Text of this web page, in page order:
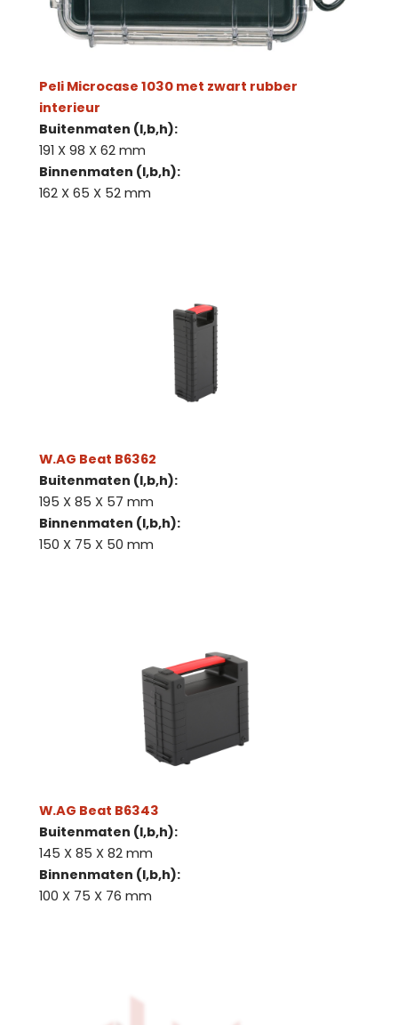
Peli Microcase 1030 met zwart rubber
interieur
Buitenmaten (l,b,h):
191 X 98 X 62 mm
Binnenmaten (l,b,h):
162 X 65 X 52 mm
W.AG Beat B6362
Buitenmaten (l,b,h):
195 X 85 X 57 mm
Binnenmaten (l,b,h):
150 X 75 X 50 mm
W.AG Beat B6343
Buitenmaten (l,b,h):
145 X 85 X 82 mm
Binnenmaten (l,b,h):
100 X 75 X 76 mm